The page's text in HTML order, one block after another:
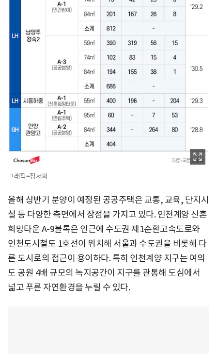
그래픽=정서희
올해 상반기 분양이 예정된 공공주택은 교통, 교육, 단지시
설 등 다양한 측면에서 장점을 가지고 있다. 인천계양 신혼
희망타운 A-9블록은 인근에 수도권 제1순환고속도로와
인천도시철도 1호선이 위치해 서울과 수도권을 비롯해 다
른 도시로의 접근이 용이하다. 특히 인천계양 지구는 여의
도 공원 4배 규모의 녹지공간이 지구를 관통해 도심에서
넓고 푸른 자연환경을 누릴 수 있다.